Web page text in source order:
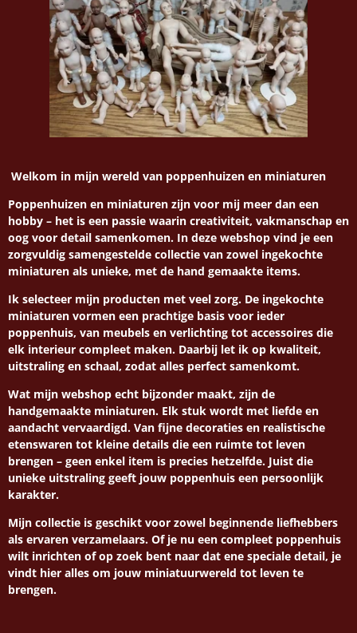
Welkom in mijn wereld van poppenhuizen en miniaturen
Poppenhuizen en miniaturen zijn voor mij meer dan een
hobby – het is een passie waarin creativiteit, vakmanschap en
oog voor detail samenkomen. In deze webshop vind je een
zorgvuldig samengestelde collectie van zowel ingekochte
miniaturen als unieke, met de hand gemaakte items.
Ik selecteer mijn producten met veel zorg. De ingekochte
miniaturen vormen een prachtige basis voor ieder
poppenhuis, van meubels en verlichting tot accessoires die
elk interieur compleet maken. Daarbij let ik op kwaliteit,
uitstraling en schaal, zodat alles perfect samenkomt.
Wat mijn webshop echt bijzonder maakt, zijn de
handgemaakte miniaturen. Elk stuk wordt met liefde en
aandacht vervaardigd. Van fijne decoraties en realistische
etenswaren tot kleine details die een ruimte tot leven
brengen – geen enkel item is precies hetzelfde. Juist die
unieke uitstraling geeft jouw poppenhuis een persoonlijk
karakter.
Mijn collectie is geschikt voor zowel beginnende liefhebbers
als ervaren verzamelaars. Of je nu een compleet poppenhuis
wilt inrichten of op zoek bent naar dat ene speciale detail, je
vindt hier alles om jouw miniatuurwereld tot leven te
brengen.